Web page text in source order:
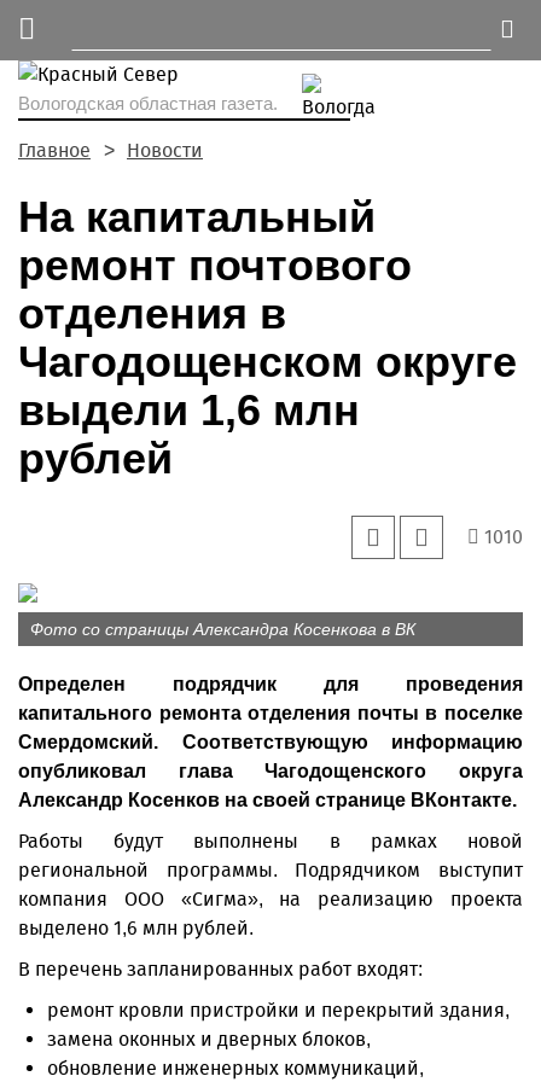
Вологодская областная газета.
Главное Новости
На капитальный
ремонт почтового
отделения в
Чагодощенском округе
выдели 1,6 млн
рублей
1010
Фото со страницы Александра Косенкова в ВК
Определен подрядчик для проведения
капитального ремонта отделения почты в поселке
Смердомский. Соответствующую информацию
опубликовал глава Чагодощенского округа
Александр Косенков на своей странице ВКонтакте.
Работы будут выполнены в рамках новой
региональной программы. Подрядчиком выступит
компания ООО «Сигма», на реализацию проекта
выделено 1,6 млн рублей.
В перечень запланированных работ входят:
ремонт кровли пристройки и перекрытий здания,
замена оконных и дверных блоков,
обновление инженерных коммуникаций,